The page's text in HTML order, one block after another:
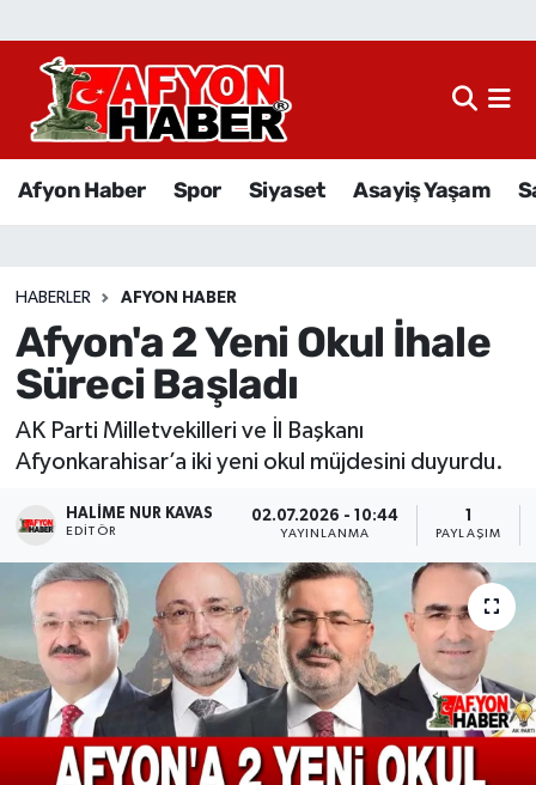
Afyon Haber Spor Siyaset Asayiş Yaşam
HABERLER AFYON HABER
Afyon'a 2 Yeni Okul İhale
Süreci Başladı
AK Parti Milletvekilleri ve İl Başkanı
Afyonkarahisar’a iki yeni okul müjdesini duyurdu.
HALIME NUR KAVAS
EDITÖR
02.07.2026 - 10:44
YAYINLANMA PAYLAŞIM
Afyon Haber
Sağlık
Eğitim
Sivil Toplum
Ekonomi
Magazin
Etkinlikler